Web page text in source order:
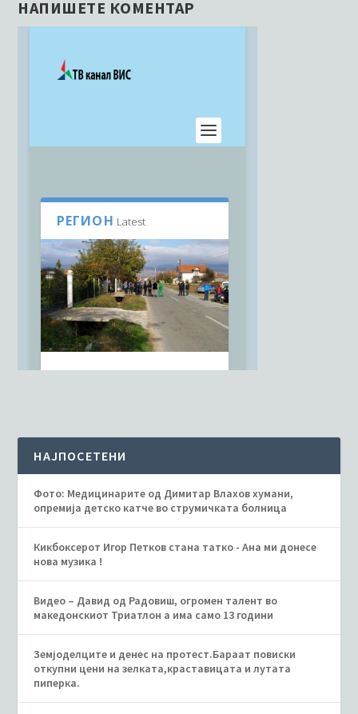
НАПИШЕТЕ КОМЕНТАР
НАЈПОСЕТЕНИ
Фото: Медицинарите од Димитар Влахов хумани,
опремија детско катче во струмичката болница
Кикбоксерот Игор Петков стана татко - Ана ми донесе
нова музика !
Видео – Давид од Радовиш, огромен талент во
македонскиот Триатлон а има само 13 години
Земјоделците и денес на протест.Бараат повиски
откупни цени на зелката,краставицата и лутата
пиперка.